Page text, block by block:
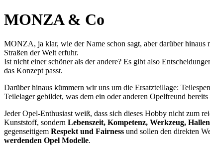
MONZA & Co
MONZA, ja klar, wie der Name schon sagt, aber darüber
Straßen der Welt erfuhr.
Ist nicht einer schöner als der andere? Es gibt also
das Konzept passt.
Darüber hinaus kümmern wir uns um die Ersatzteillage:
Teilelager gebildet, was dem ein oder anderen Opelfreund
Jeder Opel-Enthusiast weiß, dass sich dieses Hobby nicht zum
Kunststoff, sondern Lebenszeit, Kompetenz, Werkzeug,
gegenseitigem Respekt und Fairness und sollen den direkten
werdenden Opel Modelle.